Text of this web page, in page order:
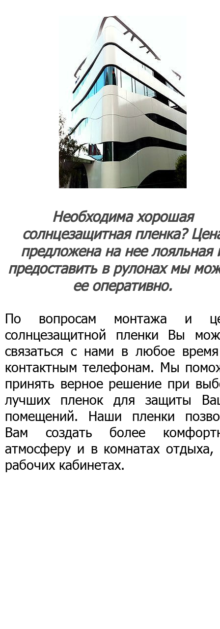
Необходима хорошая
солнцезащитная пленка?
предложена на нее лояльная
предоставить в рулонах мы
ее оперативно.
По вопросам монтажа и
солнцезащитной пленки Вы
связаться с нами в любое
контактным телефонам. Мы
принять верное решение при
лучших пленок для защиты
помещений. Наши пленки
Вам создать более
атмосферу и в комнатах
рабочих кабинетах.